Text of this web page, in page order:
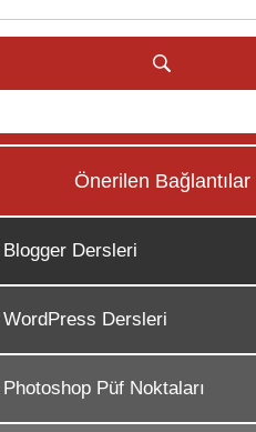
Önerilen Bağlantılar
Blogger Dersleri
WordPress Dersleri
Photoshop Püf Noktaları